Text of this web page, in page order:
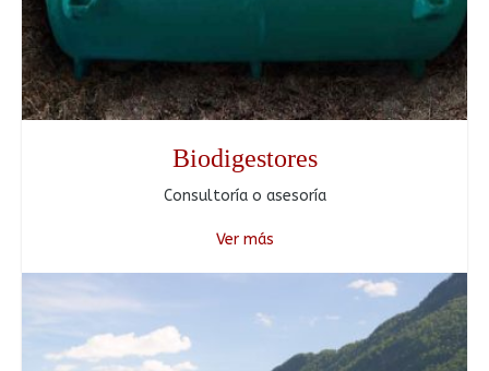
Biodigestores
Consultoría o asesoría
Ver más